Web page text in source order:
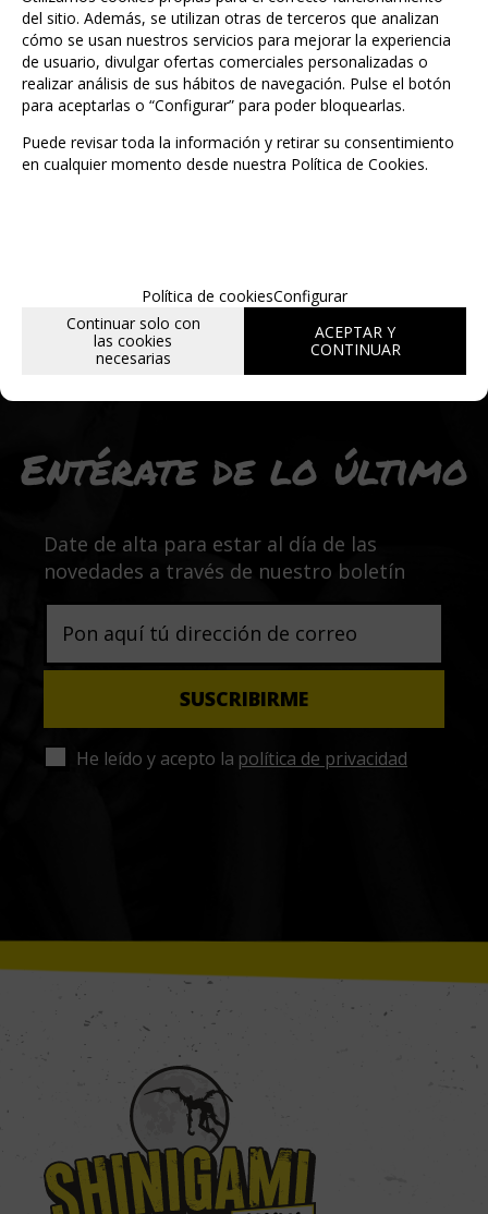
unidades
Entérate de lo último
Date de alta para estar al día de las
novedades a través de nuestro boletín
He leído y acepto la política de privacidad
del sitio. Además, se utilizan otras de terceros que analizan
cómo se usan nuestros servicios para mejorar la experiencia
de usuario, divulgar ofertas comerciales personalizadas o
realizar análisis de sus hábitos de navegación. Pulse el botón
para aceptarlas o “Configurar” para poder bloquearlas.
Puede revisar toda la información y retirar su consentimiento
en cualquier momento desde nuestra Política de Cookies.
Política de cookiesConfigurar
Continuar solo con
las cookies
necesarias
ACEPTAR Y
CONTINUAR